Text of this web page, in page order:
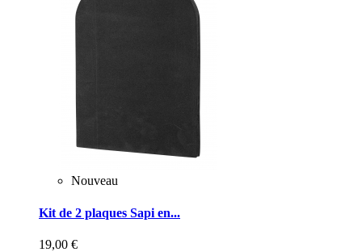
Nouveau
Kit de 2 plaques Sapi en...
19,00 €